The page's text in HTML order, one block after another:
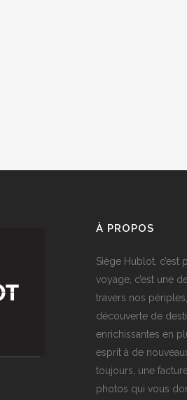
À PROPOS
Siège Hublot, c’est
voyage, c’est une
travers nos
découverte de
enrichissantes en
esprit à de
toujours, une
photos qui vous